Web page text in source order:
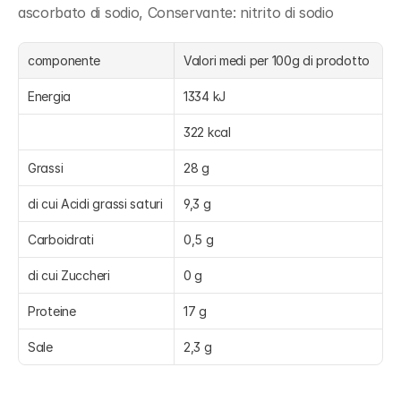
ascorbato di sodio, Conservante: nitrito di sodio
componente Valori medi per 100g di prodotto
Energia 1334 kJ
322 kcal
Grassi 28 g
di cui Acidi grassi saturi 9,3 g
Carboidrati 0,5 g
di cui Zuccheri 0 g
Proteine 17 g
Sale 2,3 g